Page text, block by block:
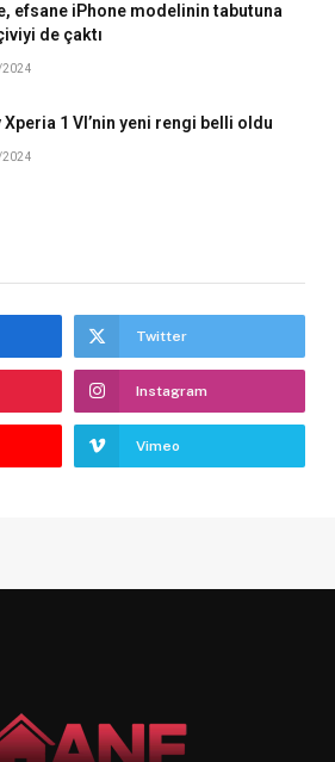
efsane iPhone modelinin tabutuna
de çaktı
Xperia 1 VI’nin yeni rengi belli oldu
Twitter
Instagram
Vimeo